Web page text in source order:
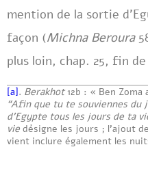
mention de la sortie
façon (Michna Beroura
plus loin, chap. 25, fin
[a]. Berakhot12b : « Ben Zoma
“Afin que tu te souviennes du
d’Egypte tous les jours de ta
vie désigne les jours ; l’ajout de
vient inclure également les